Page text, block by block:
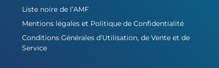
Liste noire de l’AMF
Mentions légales et Politique de Confidentialité
Conditions Générales d’Utilisation, de Vente et de
Service